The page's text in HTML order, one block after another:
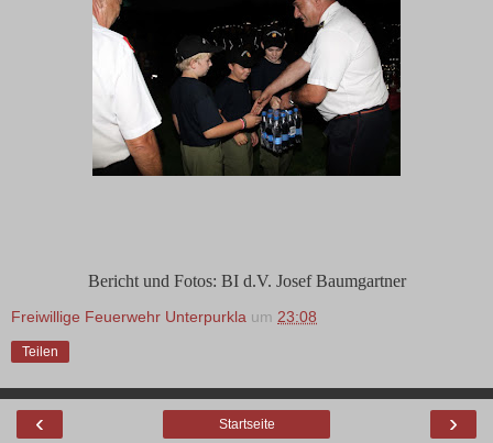
Bericht und Fotos: BI d.V. Josef Baumgartner
Freiwillige Feuerwehr Unterpurkla um 23:08
Teilen
‹ ›
Startseite